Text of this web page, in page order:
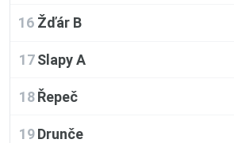
16 Žďár B
17 Slapy A
18 Řepeč
19 Drunče